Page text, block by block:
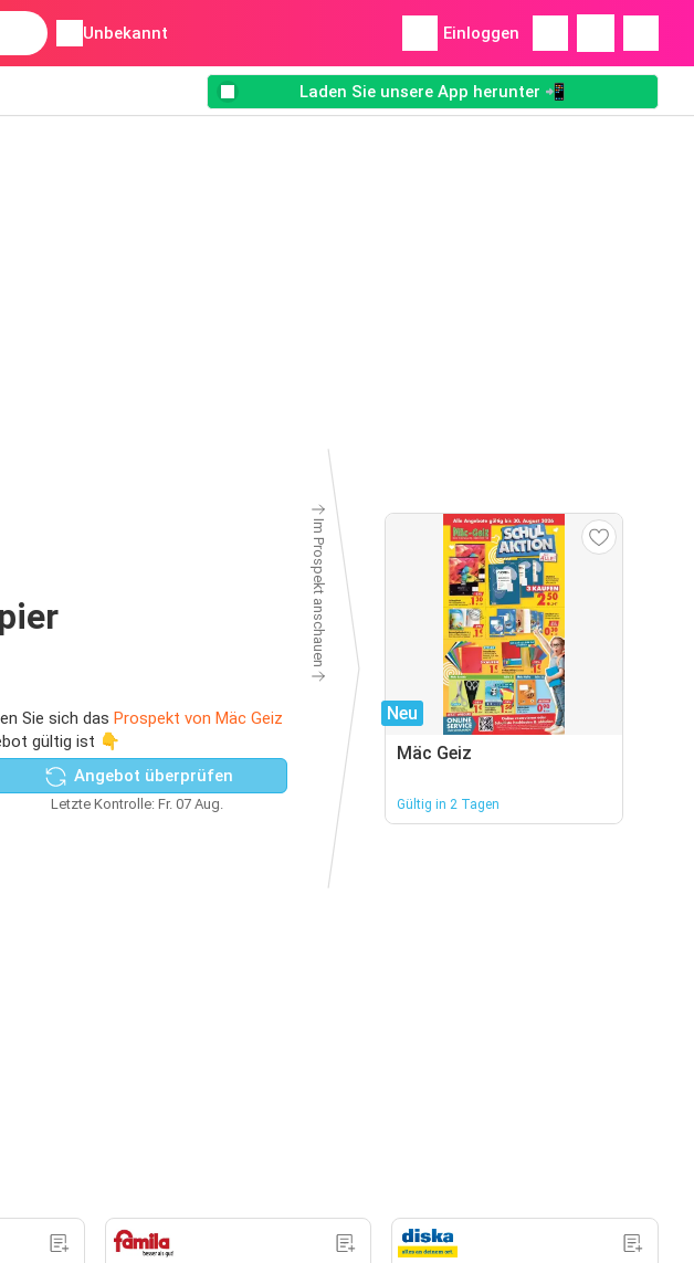
Unbekannt Einloggen
Laden Sie unsere App herunter 📲
Sie sich das Prospekt von Mäc Geiz
gültig ist 👇
Angebot überprüfen
Letzte Kontrolle: Fr. 07 Aug.
Im Prospekt anschauen
Neu
Mäc Geiz
Gültig in 2 Tagen